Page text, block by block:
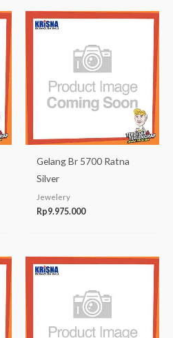
Gelang Br 5700 Ratna
Silver
Jewelery
Rp9.975.000